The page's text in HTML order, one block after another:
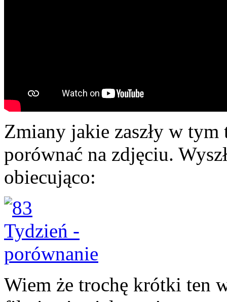
Zmiany jakie zaszły w
porównać na zdjęciu.
obiecująco:
Wiem że trochę krótki ten